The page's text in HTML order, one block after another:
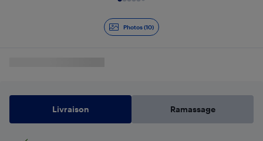
Photos (10)
Livraison Ramassage